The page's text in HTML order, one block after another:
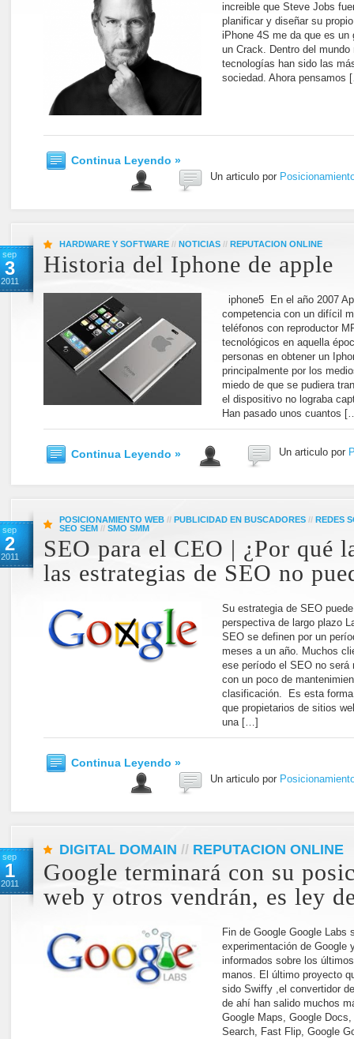
increible que Steve Jobs
planificar y diseñar su
iPhone 4S me da que es
un Crack. Dentro del
tecnologías han sido las
sociedad. Ahora pensamos
Continua Leyendo »
Un articulo por
sep
3
2011
HARDWARE Y SOFTWARE // NOTICIAS // REPUTACION ONLINE
Historia del Iphone de apple
iphone5 En el año 2007
competencia con un difícil
teléfonos con reproductor
tecnológicos en aquella
personas en obtener un
principalmente por los
miedo de que se pudiera
el dispositivo no lograba
Han pasado unos cuantos
Continua Leyendo » Un articulo por
sep
2
2011
POSICIONAMIENTO WEB // PUBLICIDAD EN BUSCADORES // REDES
SEO SEM // SMO SMM
SEO para el CEO | ¿Por qué
las estrategias de SEO no
Su estrategia de SEO
perspectiva de largo plazo
SEO se definen por un
meses a un año. Muchos
ese período el SEO no
con un poco de
clasificación. Es esta
que propietarios de sitios
una […]
Continua Leyendo »
Un articulo por
sep
1
2011
DIGITAL DOMAIN // REPUTACION ONLINE
Google terminará con su
web y otros vendrán, es ley
Fin de Google Google Labs
experimentación de Google
informados sobre los
manos. El último proyecto
sido Swiffy ,el convertidor
de ahí han salido muchos
Google Maps, Google
Search, Fast Flip, Google